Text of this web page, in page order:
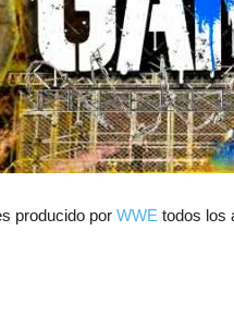
producido por WWE todos los